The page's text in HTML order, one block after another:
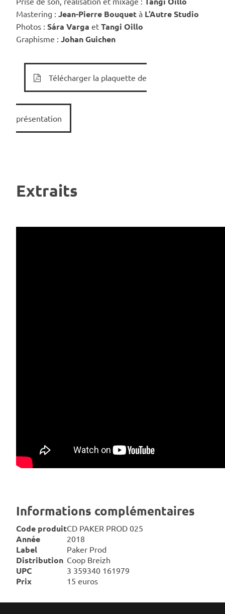
Mastering : Jean-Pierre Bouquet à L’Autre Studio
Photos : Sára Varga et Tangi Oillo
Graphisme : Johan Guichen
Télécharger la plaquette de
présentation
Extraits
Informations complémentaires
Code produitCD PAKER PROD 025
Année 2018
Label Paker Prod
Distribution Coop Breizh
UPC 3 359340 161979
Prix 15 euros